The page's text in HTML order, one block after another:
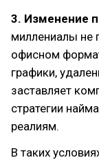
3. Изменение
миллениалы не
офисном
графики,
заставляет
стратегии
реалиям.
В таких